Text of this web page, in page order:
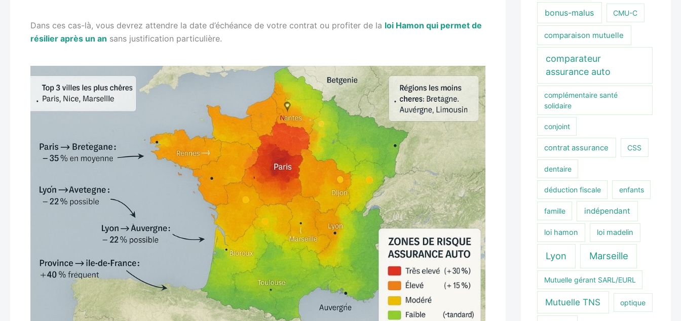
Dans ces cas-là, vous devrez attendre la date d’échéance de votre contrat ou profiter de la loi Hamon qui permet de
résilier après un an sans justification particulière.
bonus-malus CMU-C
comparaison mutuelle
comparateur
assurance auto
complémentaire santé
solidaire
conjoint
contrat assurance CSS
dentaire
déduction fiscale enfants
famille indépendant
loi hamon loi madelin
Lyon Marseille
Mutuelle gérant SARL/EURL
Mutuelle TNS optique